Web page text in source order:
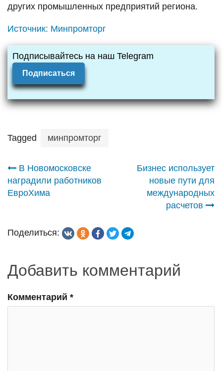
других промышленных предприятий региона.
Источник: Минпромторг
Подписывайтесь на наш Telegram
Подписаться
Tagged минпромторг
Навигация
по
В Новомосковске
наградили работников
ЕвроХима
Бизнес использует
новые пути для
международных
расчетов
Поделиться:
Добавить комментарий
Комментарий *